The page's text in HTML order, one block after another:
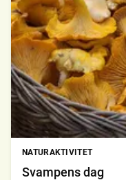
NATURAKTIVITET
Svampens dag